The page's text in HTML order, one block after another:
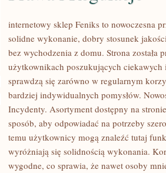
PRAWA
REGULACJE
internetowy sklep Feniks to nowoczesna
solidne wykonanie, dobry stosunek
bez wychodzenia z domu. Strona została
użytkownikach poszukujących
sprawdzą się zarówno w regularnym
bardziej indywidualnych pomysłów.
Incydenty. Asortyment dostępny na
sposób, aby odpowiadać na potrzeby
temu użytkownicy mogą znaleźć tutaj
wyróżniają się solidnością wykonania.
wygodne, co sprawia, że nawet osoby